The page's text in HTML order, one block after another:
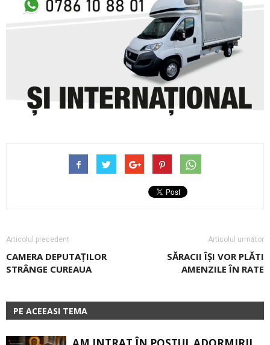
Articolul precedent
CAMERA DEPUTAȚILOR
STRÂNGE CUREAUA
Articolul următor
SĂRACII ÎȘI VOR PLĂTI
AMENZILE ÎN RATE
PE ACEEASI TEMA